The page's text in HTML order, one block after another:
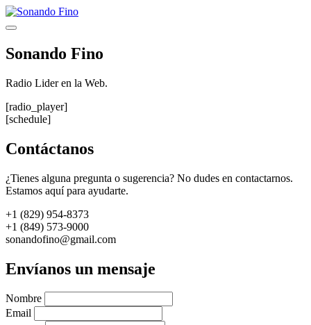
Saltar
al
Menú
Sonando Fino
Radio Lider en la Web.
[radio_player]
[schedule]
Contáctanos
¿Tienes alguna pregunta o sugerencia? No dudes en contactarnos.
Estamos aquí para ayudarte.
+1 (829) 954-8373
+1 (849) 573-9000
sonandofino@gmail.com
Envíanos un mensaje
Nombre
Email